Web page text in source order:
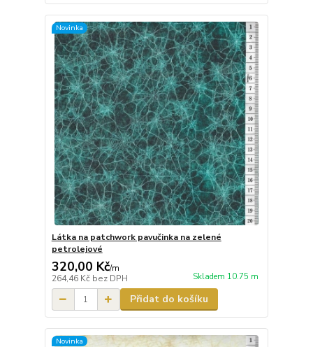
Novinka
Látka na patchwork pavučinka na zelené
petrolejové
320,00 Kč/m
264,46 Kč bez DPH Skladem 10.75 m
Přidat do košíku
Novinka